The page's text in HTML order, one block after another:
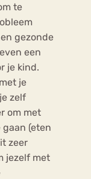
te
gezonde
een
je kind.
je
zelf
om met
(eten
zeer
jezelf met